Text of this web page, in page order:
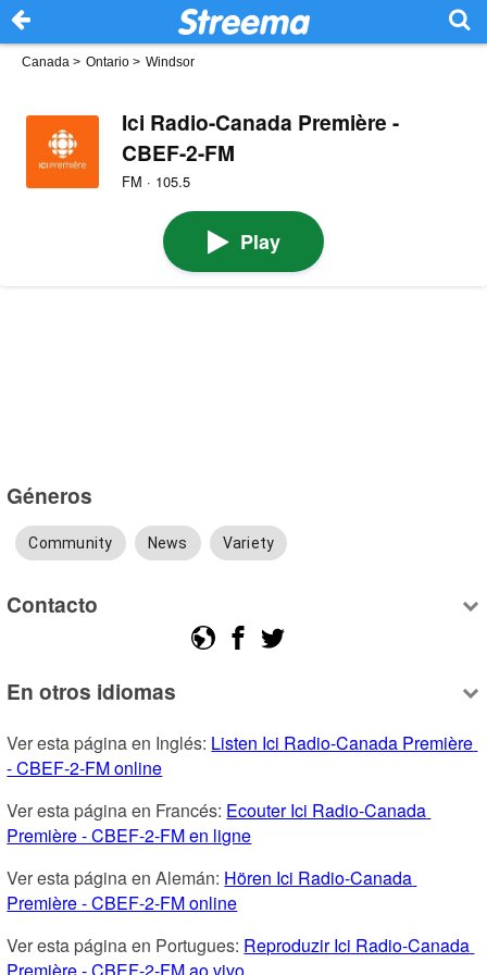
Canada > Ontario > Windsor
Ici Radio-Canada Première -
CBEF-2-FM
FM · 105.5
Play
Géneros
Community News Variety
Contacto
En otros idiomas
Ver esta página en Inglés: Listen Ici Radio-Canada Première
- CBEF-2-FM online
Ver esta página en Francés: Ecouter Ici Radio-Canada
Première - CBEF-2-FM en ligne
Ver esta página en Alemán: Hören Ici Radio-Canada
Première - CBEF-2-FM online
Ver esta página en Portugues: Reproduzir Ici Radio-Canada
Première - CBEF-2-FM ao vivo